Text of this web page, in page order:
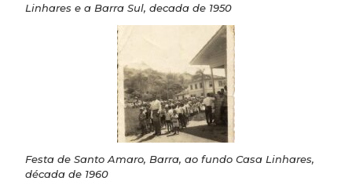
Linhares e a Barra Sul, decada de 1950
Festa de Santo Amaro, Barra, ao fundo Casa Linhares,
década de 1960